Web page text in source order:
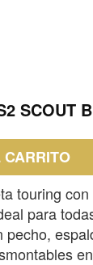
SCOUT
touring
para
pecho,